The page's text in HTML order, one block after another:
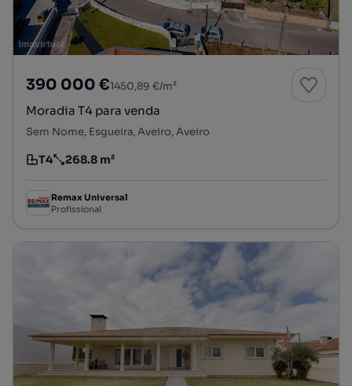
390 000 €1450,89 €/m²
Moradia T4 para venda
Sem Nome, Esgueira, Aveiro, Aveiro
Tipologia
T4
Preço por metro quadrado
268.8 m²
Remax Universal
Profissional